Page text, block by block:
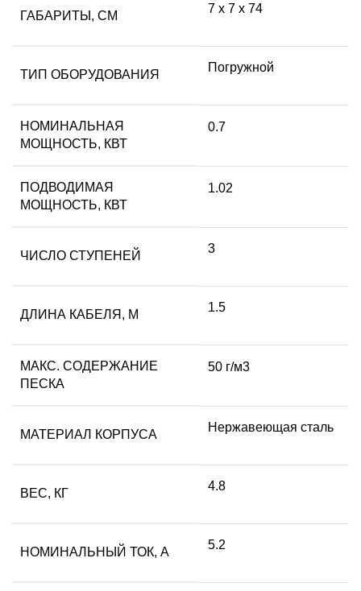
ГАБАРИТЫ, СМ
7 x 7 x 74
ТИП ОБОРУДОВАНИЯ
Погружной
НОМИНАЛЬНАЯ
МОЩНОСТЬ, КВТ
0.7
ПОДВОДИМАЯ
МОЩНОСТЬ, КВТ
1.02
ЧИСЛО СТУПЕНЕЙ
3
ДЛИНА КАБЕЛЯ, М
1.5
МАКС. СОДЕРЖАНИЕ
ПЕСКА
50 г/м3
МАТЕРИАЛ КОРПУСА
Нержавеющая сталь
ВЕС, КГ
4.8
НОМИНАЛЬНЫЙ ТОК, А
5.2